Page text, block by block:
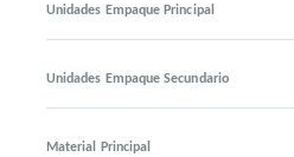
Unidades Empaque Principal
Unidades Empaque Secundario
Material Principal